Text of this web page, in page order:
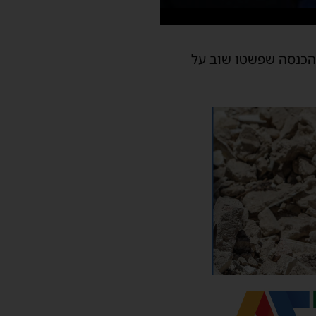
שפשטו שוב על